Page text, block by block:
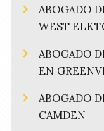
ABOGADO
WEST
ABOGADO
EN
ABOGADO
CAMDEN